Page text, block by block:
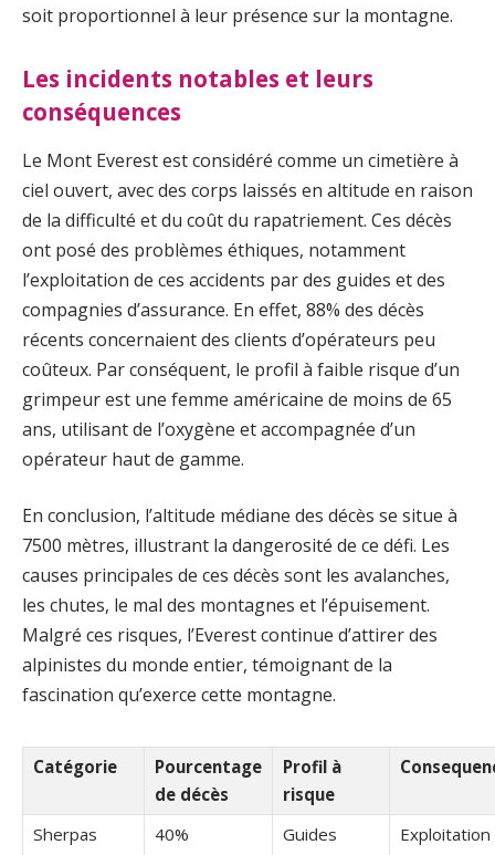
soit proportionnel à leur présence sur la montagne.
Les incidents notables et leurs
conséquences
Le Mont Everest est considéré comme un cimetière à
ciel ouvert, avec des corps laissés en altitude en raison
de la difficulté et du coût du rapatriement. Ces décès
ont posé des problèmes éthiques, notamment
l’exploitation de ces accidents par des guides et des
compagnies d’assurance. En effet, 88% des décès
récents concernaient des clients d’opérateurs peu
coûteux. Par conséquent, le profil à faible risque d’un
grimpeur est une femme américaine de moins de 65
ans, utilisant de l’oxygène et accompagnée d’un
opérateur haut de gamme.
En conclusion, l’altitude médiane des décès se situe à
7500 mètres, illustrant la dangerosité de ce défi. Les
causes principales de ces décès sont les avalanches,
les chutes, le mal des montagnes et l’épuisement.
Malgré ces risques, l’Everest continue d’attirer des
alpinistes du monde entier, témoignant de la
fascination qu’exerce cette montagne.
Catégorie
Pourcentage
de décès
Profil à
risque
Sherpas 40%
Guides